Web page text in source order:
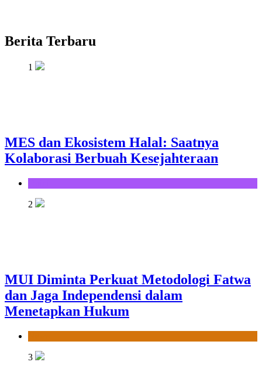
Berita Terbaru
1
MES dan Ekosistem Halal: Saatnya
Kolaborasi Berbuah Kesejahteraan
2
MUI Diminta Perkuat Metodologi Fatwa
dan Jaga Independensi dalam
Menetapkan Hukum
3